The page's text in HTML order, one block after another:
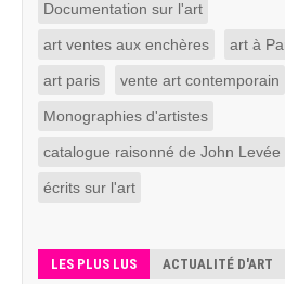
Documentation sur l'art
art ventes aux enchères art à
art paris vente art contemporain
Monographies d'artistes
catalogue raisonné de John Levée
écrits sur l'art
LES PLUS LUS ACTUALITÉ D'ART